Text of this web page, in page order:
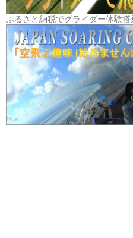
ふるさと納税でグライダー体験搭